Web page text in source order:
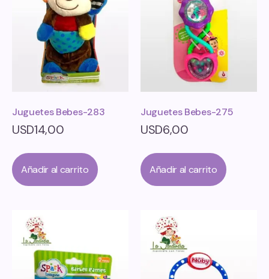
Juguetes Bebes-283
USD14,00
Añadir al carrito
Juguetes Bebes-275
USD6,00
Añadir al carrito